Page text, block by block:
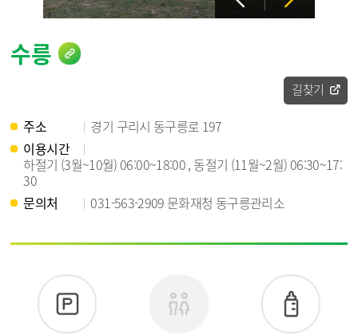
수릉
길찾기
주소
경기 구리시 동구릉로 197
이용시간
하절기 (3월~10월) 06:00~18:00 , 동절기 (11월~2월) 06:30~17:
30
문의처
031-563-2909 문화재청 동구릉관리소